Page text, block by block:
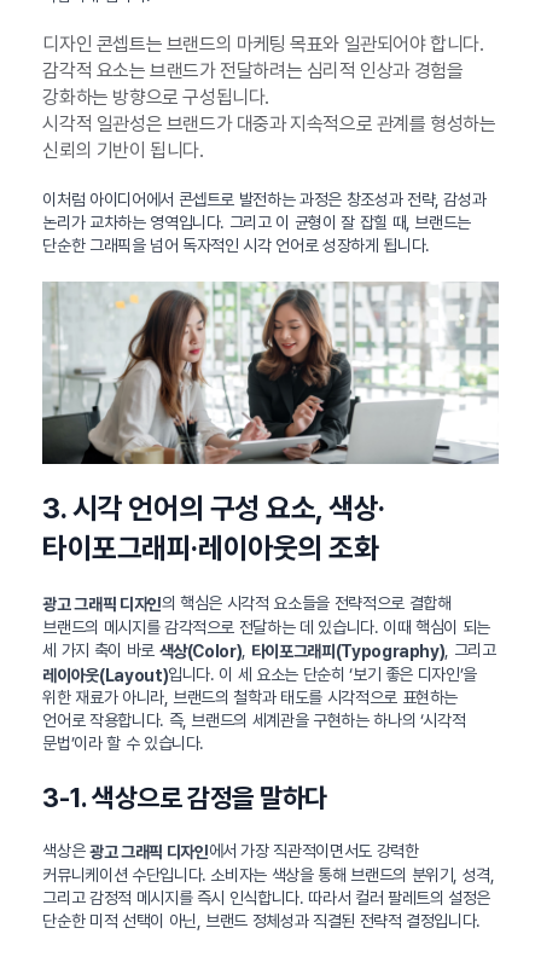
디자인 콘셉트는 브랜드의 마케팅 목표와 일관되어야 합니다.
감각적 요소는 브랜드가 전달하려는 심리적 인상과 경험을
강화하는 방향으로 구성됩니다.
시각적 일관성은 브랜드가 대중과 지속적으로 관계를 형성하는
신뢰의 기반이 됩니다.
이처럼 아이디어에서 콘셉트로 발전하는 과정은 창조성과 전략, 감성과
논리가 교차하는 영역입니다. 그리고 이 균형이 잘 잡힐 때, 브랜드는
단순한 그래픽을 넘어 독자적인 시각 언어로 성장하게 됩니다.
3. 시각 언어의 구성 요소, 색상·
타이포그래피·레이아웃의 조화
광고 그래픽 디자인의 핵심은 시각적 요소들을 전략적으로 결합해
브랜드의 메시지를 감각적으로 전달하는 데 있습니다. 이때 핵심이 되는
세 가지 축이 바로 색상(Color) 타이포그래피(Typography) , 그리고
레이아웃(Layout)입니다. 이 세 요소는 단순히 ‘보기 좋은 디자인’을
위한 재료가 아니라, 브랜드의 철학과 태도를 시각적으로 표현하는
언어로 작용합니다. 즉, 브랜드의 세계관을 구현하는 하나의 ‘시각적
문법’이라 할 수 있습니다.
3-1. 색상으로 감정을 말하다
색상은광고 그래픽 디자인에서 가장 직관적이면서도 강력한
커뮤니케이션 수단입니다. 소비자는 색상을 통해 브랜드의 분위기, 성격,
그리고 감정적 메시지를 즉시 인식합니다. 따라서 컬러 팔레트의 설정은
단순한 미적 선택이 아닌, 브랜드 정체성과 직결된 전략적 결정입니다.